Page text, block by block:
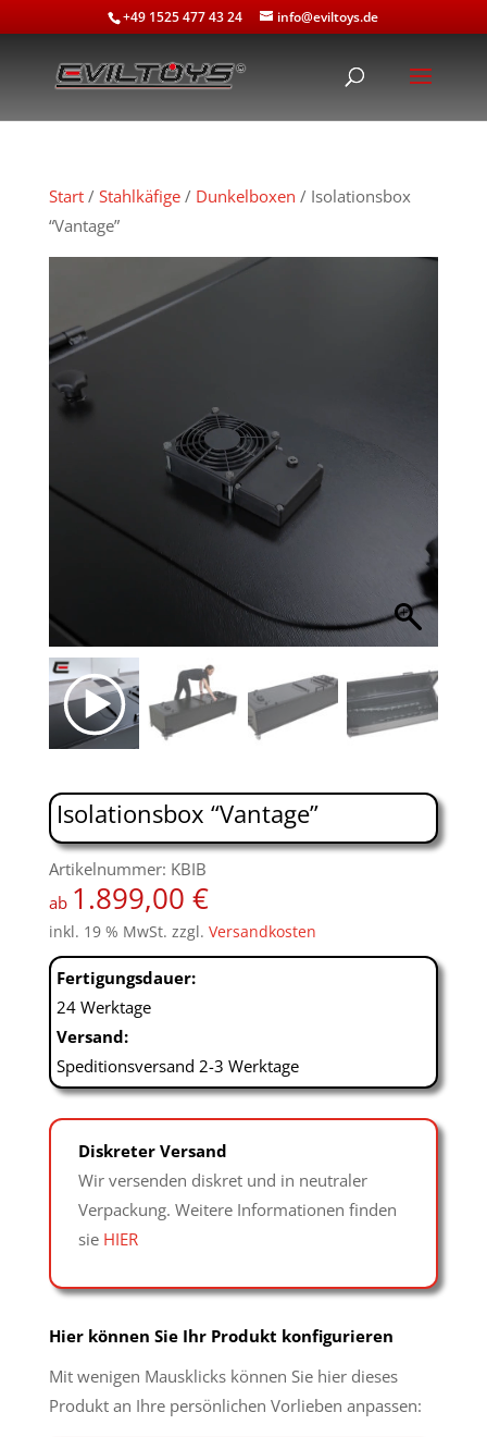
+49 1525 477 43 24 info@eviltoys.de
Start/ Stahlkäfige/ Dunkelboxen / Isolationsbox
“Vantage”
Isolationsbox “Vantage”
Artikelnummer: KBIB
ab 1.899,00 €
inkl. 19 % MwSt. zzgl. Versandkosten
Fertigungsdauer:
24 Werktage
Versand:
Speditionsversand 2-3 Werktage
Diskreter Versand
Wir versenden diskret und in neutraler
Verpackung. Weitere Informationen finden
sie HIER
Hier können Sie Ihr Produkt konfigurieren
Mit wenigen Mausklicks können Sie hier dieses
Produkt an Ihre persönlichen Vorlieben anpassen: